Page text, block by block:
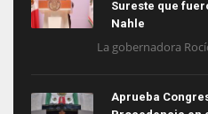
Sureste que
Nahle
La gobernadora
Aprueba